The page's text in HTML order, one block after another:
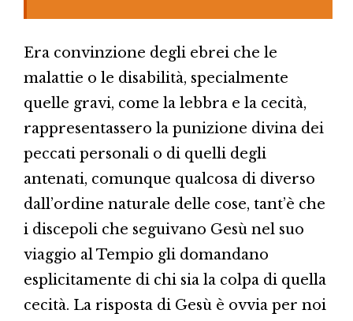
Era convinzione degli ebrei che le
malattie o le disabilità, specialmente
quelle gravi, come la lebbra e la cecità,
rappresentassero la punizione divina dei
peccati personali o di quelli degli
antenati, comunque qualcosa di diverso
dall’ordine naturale delle cose, tant’è che
i discepoli che seguivano Gesù nel suo
viaggio al Tempio gli domandano
esplicitamente di chi sia la colpa di quella
cecità. La risposta di Gesù è ovvia per noi